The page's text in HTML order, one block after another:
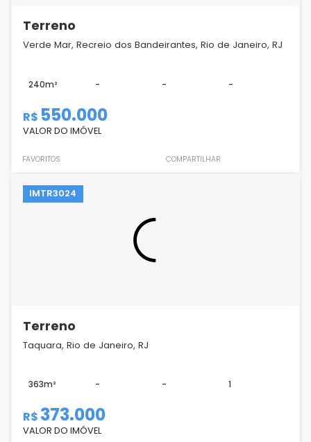
Terreno
Verde Mar, Recreio dos Bandeirantes, Rio de Janeiro, RJ
240m² - - -
R$ 550.000
VALOR DO IMÓVEL
FAVORITOS COMPARTILHAR
IMTR3024
Terreno
Taquara, Rio de Janeiro, RJ
363m² - - 1
R$ 373.000
VALOR DO IMÓVEL